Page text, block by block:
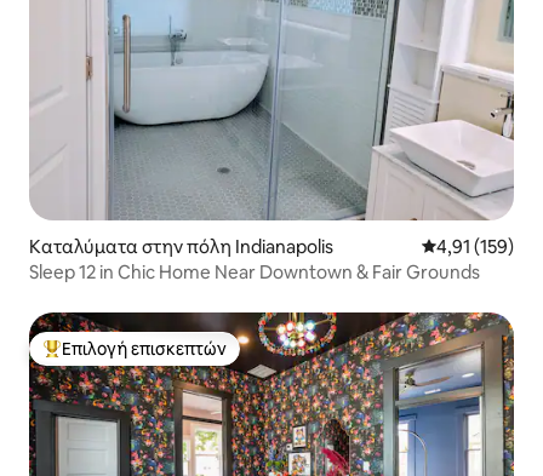
Καταλύματα στην πόλη Indianapolis Μέση
4,91 (159)
Sleep 12 in Chic Home Near Downtown & Fair Grounds
Κορυφαία επιλογή επισκεπτών
Επιλογή επισκεπτών